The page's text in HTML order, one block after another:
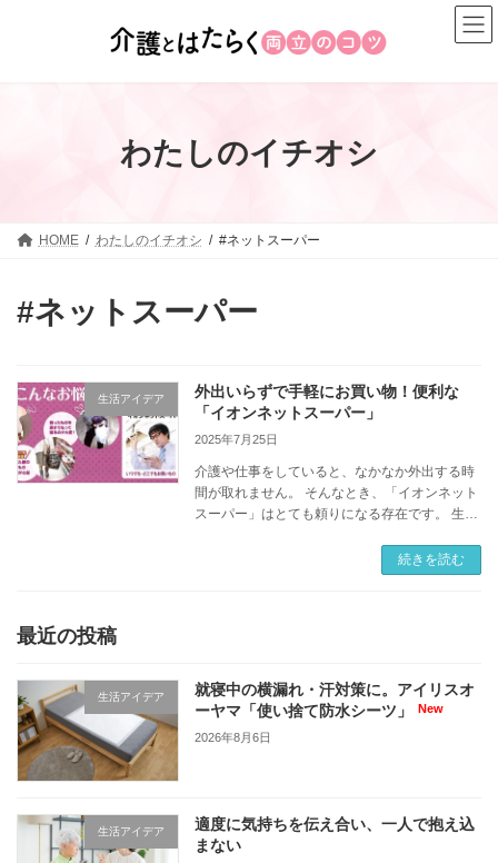
わたしのイチオシ
HOME わたしのイチオシ #ネットスーパー
#ネットスーパー
生活アイデア
外出いらずで手軽にお買い物！便利な
「イオンネットスーパー」
2025年7月25日
介護や仕事をしていると、なかなか外出する時
間が取れません。 そんなとき、「イオンネット
スーパー」はとても頼りになる存在です。 生鮮
幅広く取り扱っていて、自宅まで届けてくれる
続きを読む
最近の投稿
生活アイデア
就寝中の横漏れ・汗対策に。アイリスオ
ーヤマ「使い捨て防水シーツ」
2026年8月6日
生活アイデア
適度に気持ちを伝え合い、一人で抱え込
まない